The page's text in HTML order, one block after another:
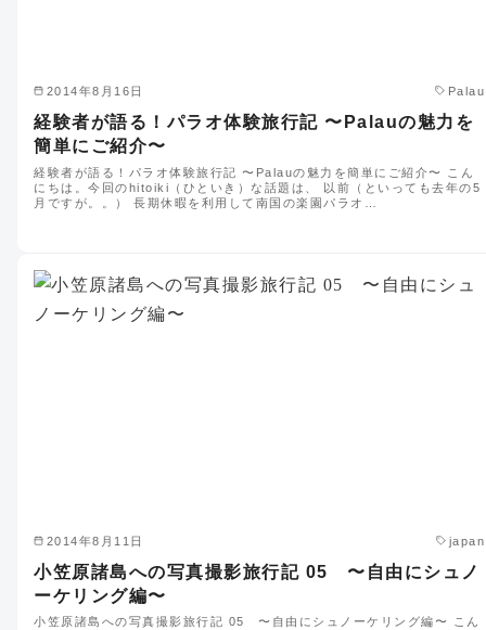
2014年8月16日 Palau
経験者が語る！パラオ体験旅行記 〜Palauの魅力を
簡単にご紹介〜
経験者が語る！パラオ体験旅行記 〜Palauの魅力を簡単にご紹介〜 こん
にちは。今回のhitoiki（ひといき）な話題は、 以前（といっても去年の5
月ですが。。） 長期休暇を利用して南国の楽園パラオ…
2014年8月11日 japan
小笠原諸島への写真撮影旅行記 05 〜自由にシュノ
ーケリング編〜
小笠原諸島への写真撮影旅行記 05 〜自由にシュノーケリング編〜 こん